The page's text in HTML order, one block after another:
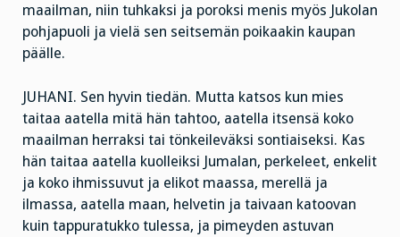
maailman, niin tuhkaksi ja poroksi menis myös Jukolan
pohjapuoli ja vielä sen seitsemän poikaakin kaupan
päälle.
JUHANI. Sen hyvin tiedän. Mutta katsos kun mies
taitaa aatella mitä hän tahtoo, aatella itsensä koko
maailman herraksi tai tönkeileväksi sontiaiseksi. Kas
hän taitaa aatella kuolleiksi Jumalan, perkeleet, enkelit
ja koko ihmissuvut ja elikot maassa, merellä ja
ilmassa, aatella maan, helvetin ja taivaan katoovan
kuin tappuratukko tulessa, ja pimeyden astuvan